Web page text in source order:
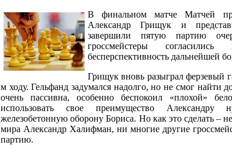
В финальном матче Матчей
Александр Грищук и
завершили пятую партию
гроссмейстеры
бесперспективность дальнейшей
Грищук вновь разыграл ферзевый
м ходу. Гельфанд задумался надолго, но не смог найти
очень пассивна, особенно беспокоил «плохой»
использовать свое преимущество
железобетонную оборону Бориса. Но как это сделать –
мира Александр Халифман, ни многие другие
партию.